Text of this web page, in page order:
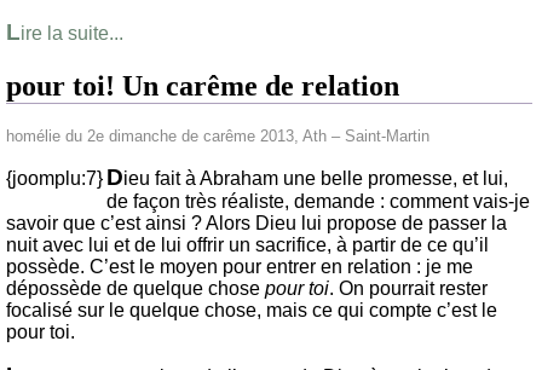
Lire la suite...
pour toi! Un carême de relation
homélie du 2e dimanche de carême 2013, Ath – Saint-Martin
{joomplu:7} Dieu fait à Abraham une belle promesse, et lui,
de façon très réaliste, demande : comment vais-je
savoir que c’est ainsi ? Alors Dieu lui propose de passer la
nuit avec lui et de lui offrir un sacrifice, à partir de ce qu’il
possède. C’est le moyen pour entrer en relation : je me
dépossède de quelque chose pour toi. On pourrait rester
focalisé sur le quelque chose, mais ce qui compte c’est le
pour toi.